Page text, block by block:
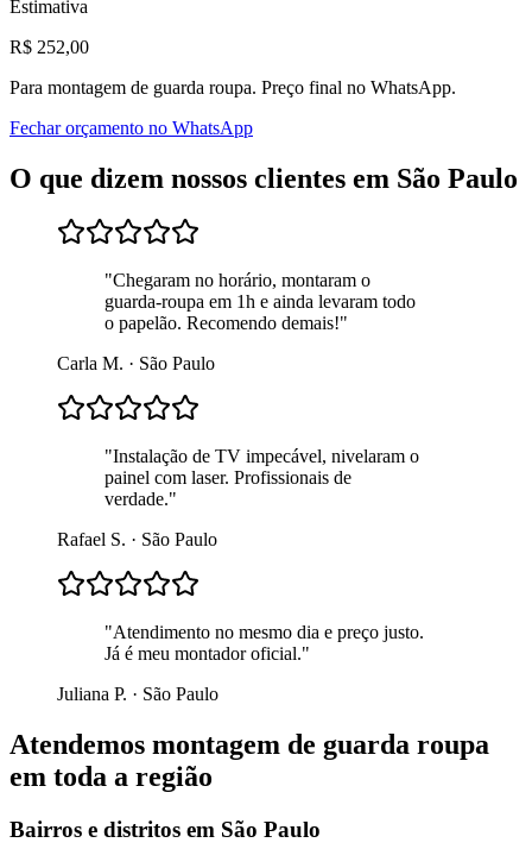
Estimativa
R$ 252,00
Para montagem de guarda roupa. Preço final no WhatsApp.
Fechar orçamento no WhatsApp
O que dizem nossos clientes em São Paulo
"Chegaram no horário, montaram o
guarda-roupa em 1h e ainda levaram todo
o papelão. Recomendo demais!"
Carla M. · São Paulo
"Instalação de TV impecável, nivelaram o
painel com laser. Profissionais de
verdade."
Rafael S. · São Paulo
"Atendimento no mesmo dia e preço justo.
Já é meu montador oficial."
Juliana P. · São Paulo
Atendemos montagem de guarda roupa
em toda a região
Bairros e distritos em São Paulo